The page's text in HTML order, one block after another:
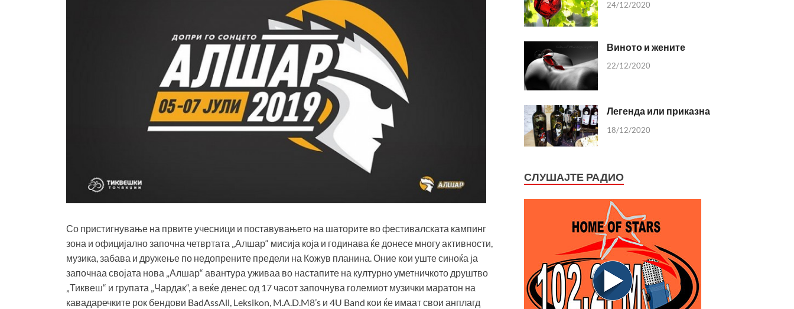
Со пристигнување на првите учесници и поставувањето на шаторите во фестивалската кампинг
зона и официјално започна четвртата „Алшар“ мисија која и годинава ќе донесе многу активности,
музика, забава и дружење по недопрените предели на Кожув планина. Оние кои уште синоќа ја
започнаа својата нова „Алшар“ авантура уживаа во настапите на културно уметничкото друштво
„Тиквеш“ и групата „Чардак“, а веќе денес од 17 часот започнува големиот музички маратон на
кавадаречките рок бендови BadAssAll, Leksikon, M.A.D.M8’s и 4U Band кои ќе имаат свои анплагд
24/12/2020
Виното и жените
22/12/2020
Легенда или приказна
18/12/2020
СЛУШАЈТЕ РАДИО